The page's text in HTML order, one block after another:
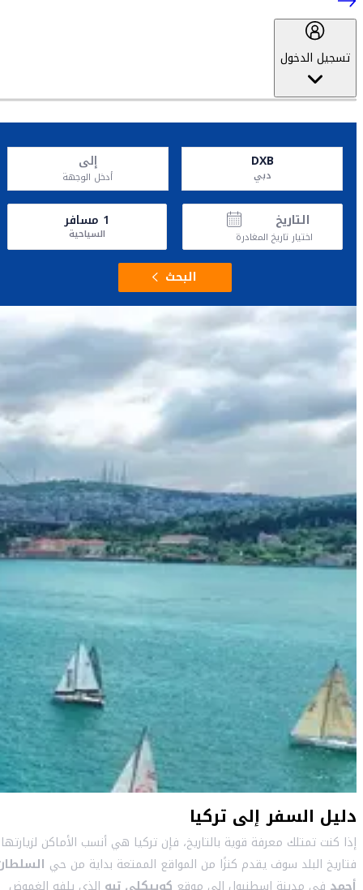
تسجيل الدخول
DXB
دبي
إلى
أدخل الوجهة
التاريخ
اختيار تاريخ المغادرة
1 مسافر
السياحية
البحث
دليل السفر إلى تركيا
إذا كنت تمتلك معرفة قوية بالتاريخ، فإن تركيا هي أنسب الأماكن
فتاريخ البلد سوف يقدم كنزًا من المواقع الممتعة بداية من حي